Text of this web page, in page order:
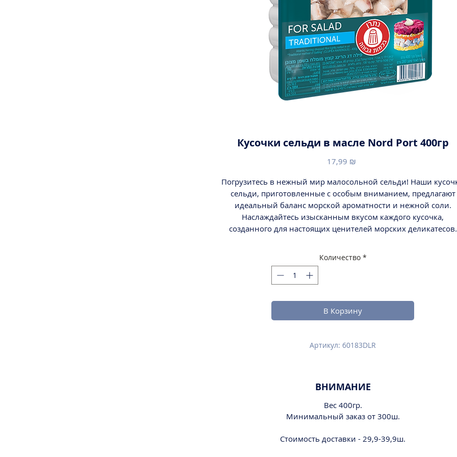
Кусочки сельди в масле Nord Port 400гр
17,99 ₪
Погрузитесь в нежный мир малосольной сельди! Наши
сельди, приготовленные с особым вниманием, предлагают
идеальный баланс морской ароматности и нежной соли.
Наслаждайтесь изысканным вкусом каждого кусочка,
созданного для настоящих ценителей морских деликатесов.
Количество *
В Корзину
Артикул: 60183DLR
ВНИМАНИЕ
Вес 400гр.
Минимальный заказ от 300ш.
Стоимость доставки - 29,9-39,9ш.